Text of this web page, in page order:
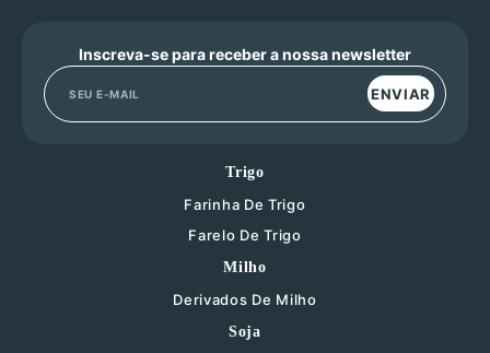
Inscreva-se para receber a nossa newsletter
ENVIAR
Trigo
Farinha De Trigo
Farelo De Trigo
Milho
Derivados De Milho
Soja